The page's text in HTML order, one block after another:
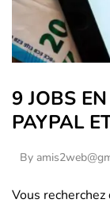
9 JOBS
PAYPAL
By
Vous